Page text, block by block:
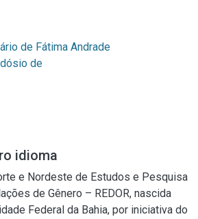
de Fátima Andrade
de
idioma
e Nordeste de Estudos e Pesquisa
de Gênero – REDOR, nascida
Federal da Bahia, por iniciativa do